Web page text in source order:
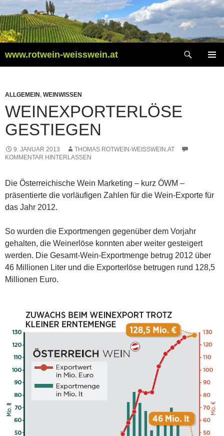
Inhalt
springen
www.rotwein-weisswein.at
ALLGEMEIN , WEINWISSEN
WEINEXPORTERLÖSE
GESTIEGEN
9. JANUAR 2013
THOMAS ROTWEIN-WEISSWEIN.AT
KOMMENTAR HINTERLASSEN
Die Österreichische Wein Marketing – kurz ÖWM –
präsentierte die vorläufigen Zahlen für die Wein-Exporte für
das Jahr 2012.
So wurden die Exportmengen gegenüber dem Vorjahr
gehalten, die Weinerlöse konnten aber weiter gesteigert
werden. Die Gesamt-Wein-Exportmenge betrug 2012 über
46 Millionen Liter und die Exporterlöse betrugen rund 128,5
Millionen Euro.